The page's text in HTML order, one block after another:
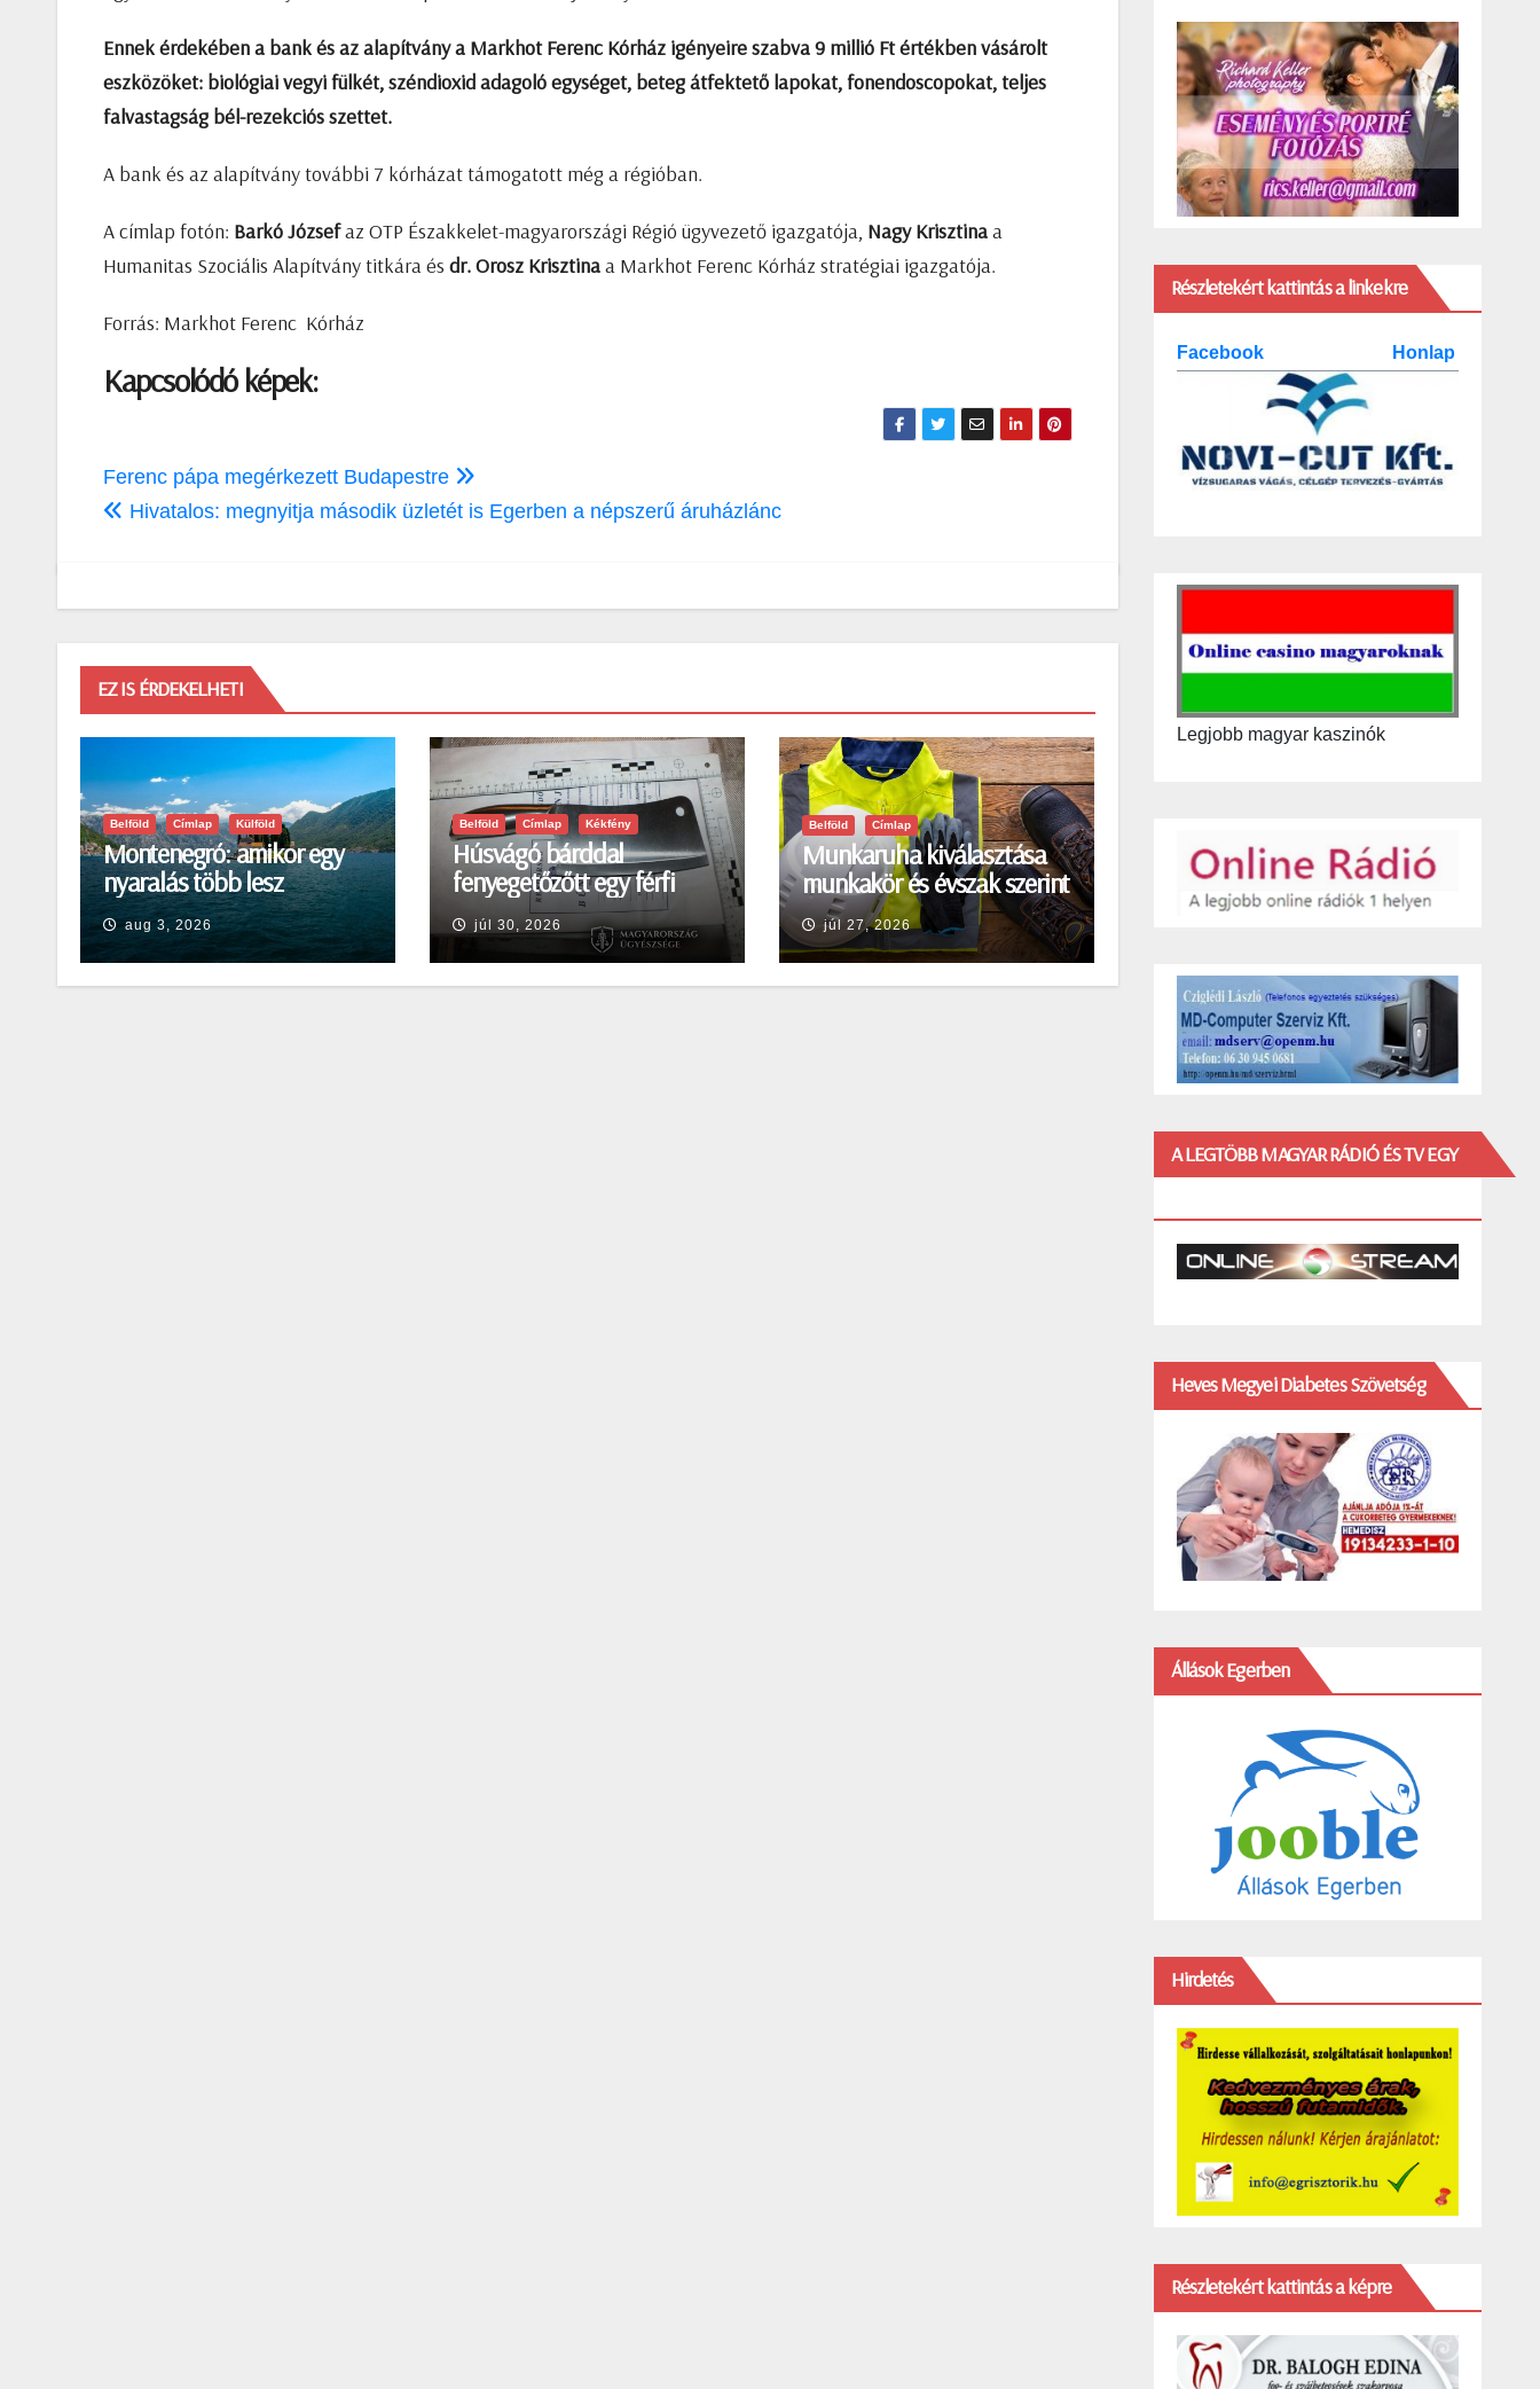
Ennek érdekében a bank és az alapítvány a Markhot Ferenc Kórház igényeire szabva 9 millió Ft értékben vásárolt
eszközöket: biológiai vegyi fülkét, széndioxid adagoló egységet, beteg átfektető lapokat, fonendoscopokat, teljes
falvastagság bél-rezekciós szettet.
A bank és az alapítvány további 7 kórházat támogatott még a régióban.
A címlap fotón: Barkó Józsefaz OTP Északkelet-magyarországi Régió ügyvezető igazgatója, Nagy Krisztinaa
Humanitas Szociális Alapítvány titkára és dr. Orosz Krisztinaa Markhot Ferenc Kórház stratégiai igazgatója.
Forrás: Markhot Ferenc Kórház
Kapcsolódó képek:
Bejegyzés
navigáció
Ferenc pápa megérkezett Budapestre
Hivatalos: megnyitja második üzletét is Egerben a népszerű áruházlánc
EZ IS ÉRDEKELHETI
Belföld Címlap Külföld
Montenegró: amikor egy
nyaralás több lesz
egyszerű pihenésnél
aug 3, 2026
Belföld Címlap Kékfény
Húsvágó bárddal
fenyegetőzőtt egy férfi
Egerben
júl 30, 2026
Belföld Címlap
Munkaruha kiválasztása
munkakör és évszak szerint
júl 27, 2026
Részletekért kattintás a linkekre
Facebook Honlap
Legjobb magyar kaszinók
A LEGTÖBB MAGYAR RÁDIÓ ÉS TV EGY
Heves Megyei Diabetes Szövetség
Állások Egerben
Hirdetés
Részletekért kattintás a képre